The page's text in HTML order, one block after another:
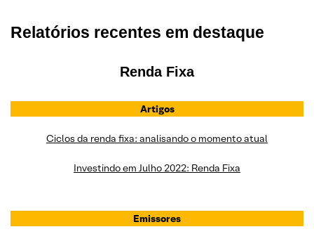
Relatórios recentes em destaque
Renda Fixa
Artigos
Ciclos da renda fixa: analisando o momento atual
Investindo em Julho 2022: Renda Fixa
Emissores